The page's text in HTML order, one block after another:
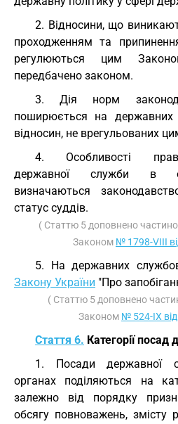
2. Відносини, що
проходженням та
регулюються цим
передбачено законом.
3. Дія норм
поширюється на державних
відносин, не врегульованих
4. Особливості
державної служби в
визначаються
статус суддів.
( Статтю 5 доповнено
Законом № 1798-VIII
5. На державних
Закону України "Про
( Статтю 5 доповнено
Законом № 524-IX
Стаття 6. Категорії
1. Посади державної
органах поділяються на
залежно від порядку
обсягу повноважень, змісту